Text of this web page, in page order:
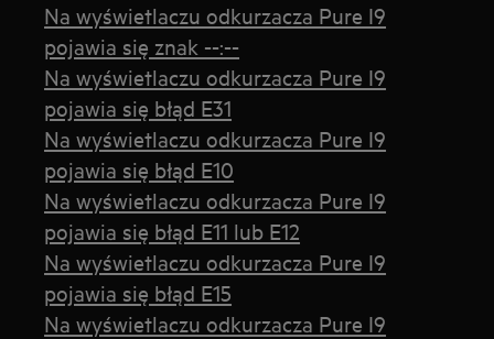
Na wyświetlaczu odkurzacza Pure I9
pojawia się znak --:--
Na wyświetlaczu odkurzacza Pure I9
pojawia się błąd E31
Na wyświetlaczu odkurzacza Pure I9
pojawia się błąd E10
Na wyświetlaczu odkurzacza Pure I9
pojawia się błąd E11 lub E12
Na wyświetlaczu odkurzacza Pure I9
pojawia się błąd E15
Na wyświetlaczu odkurzacza Pure I9